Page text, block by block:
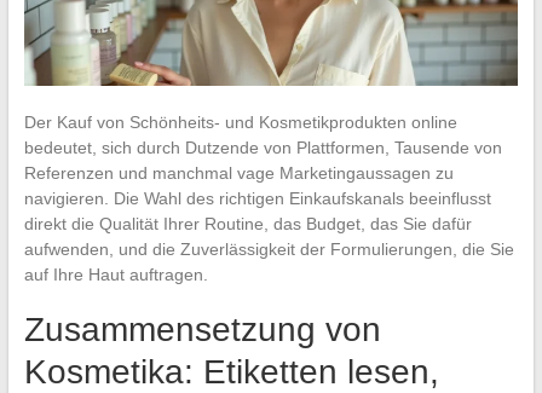
Der Kauf von Schönheits- und Kosmetikprodukten online
bedeutet, sich durch Dutzende von Plattformen, Tausende von
Referenzen und manchmal vage Marketingaussagen zu
navigieren. Die Wahl des richtigen Einkaufskanals beeinflusst
direkt die Qualität Ihrer Routine, das Budget, das Sie dafür
aufwenden, und die Zuverlässigkeit der Formulierungen, die Sie
auf Ihre Haut auftragen.
Zusammensetzung von
Kosmetika: Etiketten lesen,